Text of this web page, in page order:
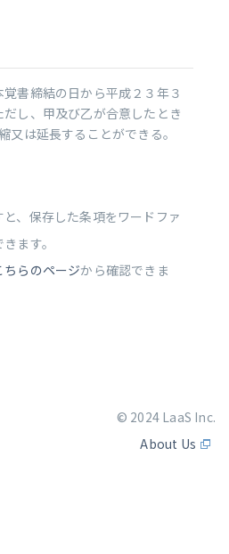
書締結の日から平成２３年３
し、甲及び乙が合意したとき
又は延長することができる。
、保存した条項をワードファ
ます。
ちらのページから確認できま
© 2024 LaaS Inc.
About Us